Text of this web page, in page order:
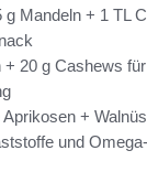
g Mandeln + 1 TL
+ 20 g Cashews
+
und